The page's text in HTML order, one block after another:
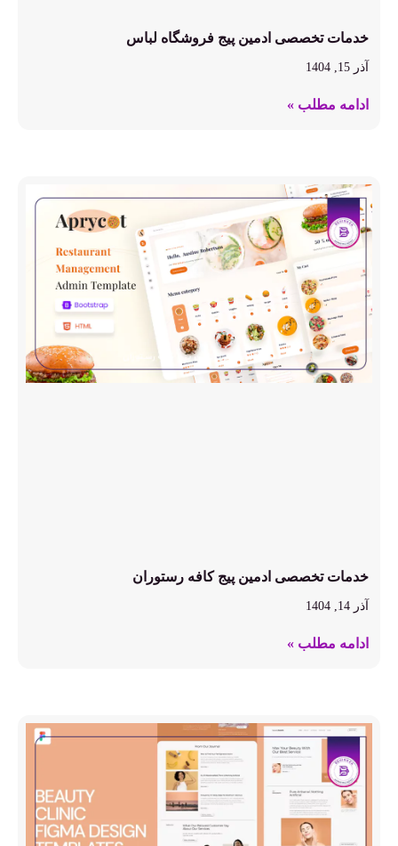
خدمات تخصصی ادمین پیج فروشگاه لباس
آذر 15, 1404
ادامه مطلب »
خدمات تخصصی ادمین پیج کافه رستوران
آذر 14, 1404
ادامه مطلب »